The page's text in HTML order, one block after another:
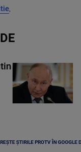
,
ȘTIRILE PROTV ÎN GOOGLE